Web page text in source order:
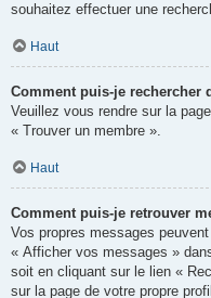
souhaitez effectuer une
Haut
Comment puis-je rechercher
Veuillez vous rendre sur la
« Trouver un membre ».
Haut
Comment puis-je retrouver
Vos propres messages
« Afficher vos messages »
soit en cliquant sur le lien «
sur la page de votre propre